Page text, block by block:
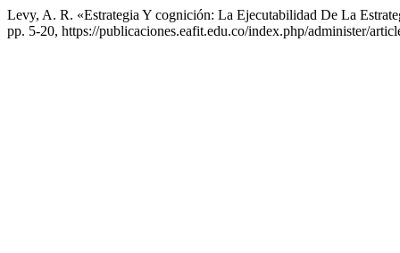
Levy, A. R. «Estrategia Y cognición: La Ejecutabilidad De La
pp. 5-20, https://publicaciones.eafit.edu.co/index.php/administer/